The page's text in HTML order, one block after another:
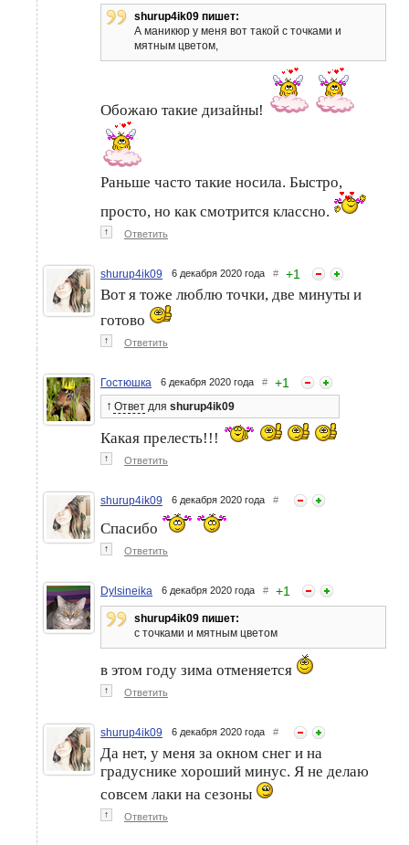
shurup4ik09 пишет:
А маникюр у меня вот такой с точками и
мятным цветом,
Обожаю такие дизайны!
Раньше часто такие носила. Быстро,
просто, но как смотрится классно.
↑ Ответить
shurup4ik09 6 декабря 2020 года # +1
Вот я тоже люблю точки, две минуты и
готово
↑ Ответить
Гостюшка 6 декабря 2020 года # +1
↑ Ответ для shurup4ik09
Какая прелесть!!!
↑ Ответить
shurup4ik09 6 декабря 2020 года #
Спасибо
↑ Ответить
Dylsineika 6 декабря 2020 года # +1
shurup4ik09 пишет:
с точками и мятным цветом
в этом году зима отменяется
↑ Ответить
shurup4ik09 6 декабря 2020 года #
Да нет, у меня за окном снег и на
градуснике хороший минус. Я не делаю
совсем лаки на сезоны
↑ Ответить